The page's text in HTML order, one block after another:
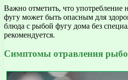
Важно отметить, что употребление
фугу может быть опасным для
блюда с рыбой фугу дома без
рекомендуется.
Симптомы отравления